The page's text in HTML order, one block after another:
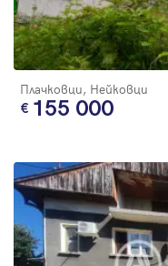
Плачковци, Нейковци
155 000